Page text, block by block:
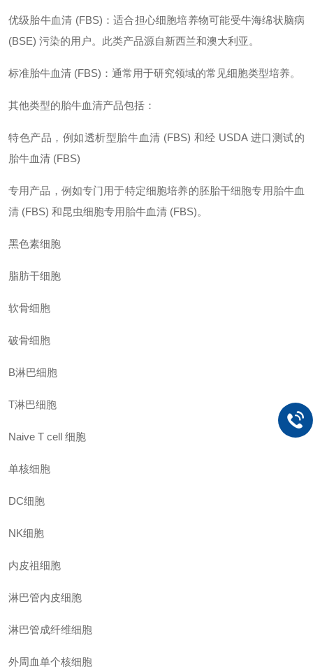
优级胎牛血清 (FBS)：适合担心细胞培养物可能受牛海绵状脑病
(BSE) 污染的用户。此类产品源自新西兰和澳大利亚。
标准胎牛血清 (FBS)：通常用于研究领域的常见细胞类型培养。
其他类型的胎牛血清产品包括：
特色产品，例如透析型胎牛血清 (FBS) 和经 USDA 进口测试的
胎牛血清 (FBS)
专用产品，例如专门用于特定细胞培养的胚胎干细胞专用胎牛血
清 (FBS) 和昆虫细胞专用胎牛血清 (FBS)。
黑色素细胞
脂肪干细胞
软骨细胞
破骨细胞
B淋巴细胞
T淋巴细胞
Naive T cell 细胞
单核细胞
DC细胞
NK细胞
内皮祖细胞
淋巴管内皮细胞
淋巴管成纤维细胞
外周血单个核细胞